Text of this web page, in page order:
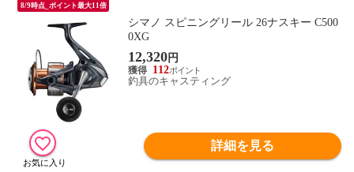
8/9時点_ポイント最大11倍
シマノ スピニングリール 26ナスキー C500
0XG
12,320円
112
釣具のキャスティング
詳細を見る